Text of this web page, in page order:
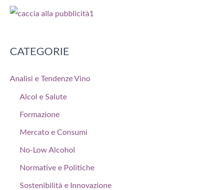
CATEGORIE
Analisi e Tendenze Vino
Alcol e Salute
Formazione
Mercato e Consumi
No-Low Alcohol
Normative e Politiche
Sostenibilità e Innovazione